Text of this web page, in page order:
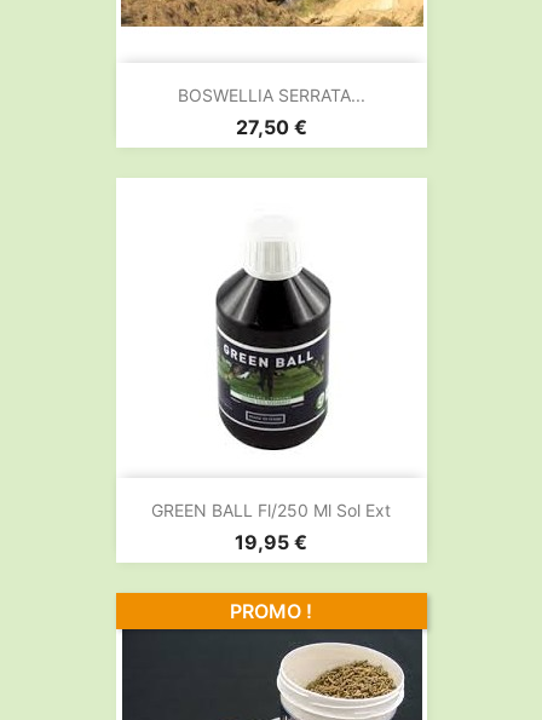
BOSWELLIA SERRATA...
Prix
27,50 €
GREEN BALL Fl/250 Ml Sol Ext
Prix
19,95 €
PROMO !